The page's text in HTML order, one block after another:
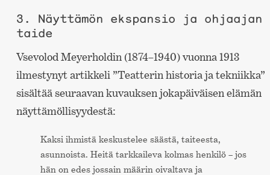
3. Näyttämön ekspansio ja ohjaajan
taide
Vsevolod Meyerholdin (1874–1940) vuonna 1913
ilmestynyt artikkeli ”Teatterin historia ja tekniikka”
sisältää seuraavan kuvauksen jokapäiväisen elämän
näyttämöllisyydestä:
Kaksi ihmistä keskustelee säästä, taiteesta,
asunnoista. Heitä tarkkaileva kolmas henkilö – jos
hän on edes jossain määrin oivaltava ja